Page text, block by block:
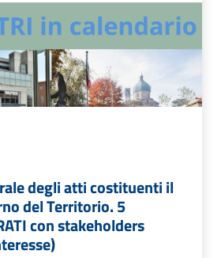
degli atti costituenti il
del Territorio. 5
con stakeholders